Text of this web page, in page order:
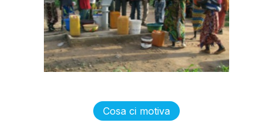
Cosa ci motiva